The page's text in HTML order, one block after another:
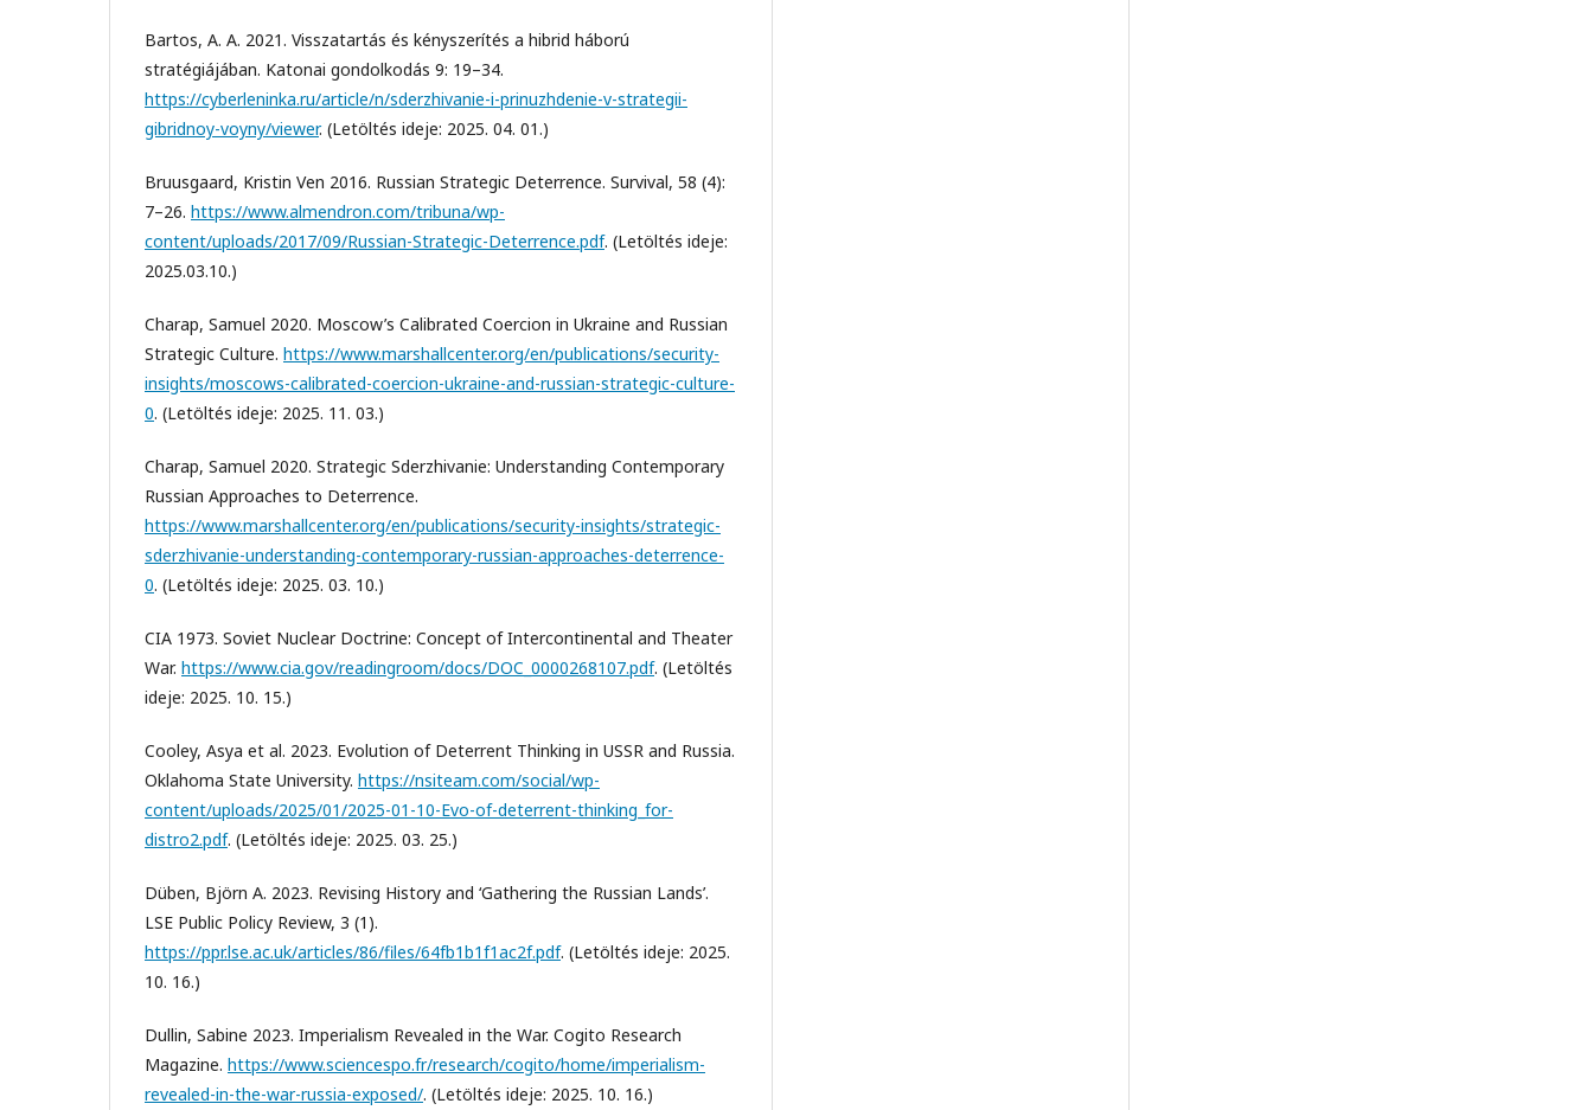
Bartos, A. A. 2021. Visszatartás és kényszerítés a hibrid háború
stratégiájában. Katonai gondolkodás 9: 19–34.
https://cyberleninka.ru/article/n/sderzhivanie-i-prinuzhdenie-v-strategii-
gibridnoy-voyny/viewer. (Letöltés ideje: 2025. 04. 01.)
Bruusgaard, Kristin Ven 2016. Russian Strategic Deterrence. Survival, 58 (4):
7–26. https://www.almendron.com/tribuna/wp-
content/uploads/2017/09/Russian-Strategic-Deterrence.pdf. (Letöltés ideje:
2025.03.10.)
Charap, Samuel 2020. Moscow’s Calibrated Coercion in Ukraine and Russian
Strategic Culture. https://www.marshallcenter.org/en/publications/security-
insights/moscows-calibrated-coercion-ukraine-and-russian-strategic-culture-
0. (Letöltés ideje: 2025. 11. 03.)
Charap, Samuel 2020. Strategic Sderzhivanie: Understanding Contemporary
Russian Approaches to Deterrence.
https://www.marshallcenter.org/en/publications/security-insights/strategic-
sderzhivanie-understanding-contemporary-russian-approaches-deterrence-
0. (Letöltés ideje: 2025. 03. 10.)
CIA 1973. Soviet Nuclear Doctrine: Concept of Intercontinental and Theater
War. https://www.cia.gov/readingroom/docs/DOC_0000268107.pdf. (Letöltés
ideje: 2025. 10. 15.)
Cooley, Asya et al. 2023. Evolution of Deterrent Thinking in USSR and Russia.
Oklahoma State University. https://nsiteam.com/social/wp-
content/uploads/2025/01/2025-01-10-Evo-of-deterrent-thinking_for-
distro2.pdf. (Letöltés ideje: 2025. 03. 25.)
Düben, Björn A. 2023. Revising History and ‘Gathering the Russian Lands’.
LSE Public Policy Review, 3 (1).
https://ppr.lse.ac.uk/articles/86/files/64fb1b1f1ac2f.pdf. (Letöltés ideje: 2025.
10. 16.)
Dullin, Sabine 2023. Imperialism Revealed in the War. Cogito Research
Magazine. https://www.sciencespo.fr/research/cogito/home/imperialism-
revealed-in-the-war-russia-exposed/. (Letöltés ideje: 2025. 10. 16.)